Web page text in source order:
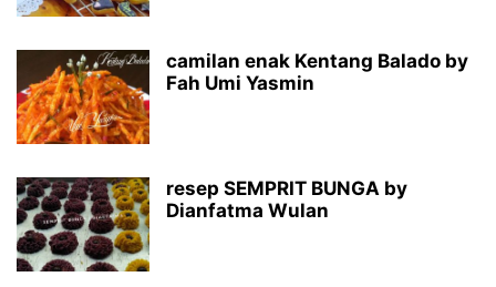
camilan enak Kentang Balado by
Fah Umi Yasmin
resep SEMPRIT BUNGA by
Dianfatma Wulan